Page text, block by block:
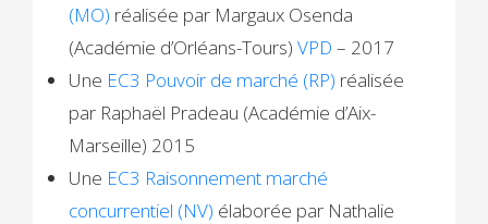
(MO) réalisée par Margaux Osenda
(Académie d’Orléans-Tours)VPD – 2017
Une EC3 Pouvoir de marché (RP) réalisée
par Raphaël Pradeau (Académie d’Aix-
Marseille) 2015
Une EC3 Raisonnement marché
concurrentiel (NV) élaborée par Nathalie